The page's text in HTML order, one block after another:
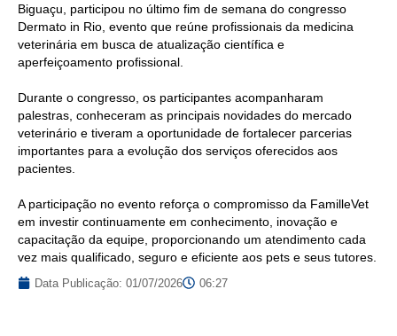
Biguaçu, participou no último fim de semana do congresso
Dermato in Rio, evento que reúne profissionais da medicina
veterinária em busca de atualização científica e
aperfeiçoamento profissional.
Durante o congresso, os participantes acompanharam
palestras, conheceram as principais novidades do mercado
veterinário e tiveram a oportunidade de fortalecer parcerias
importantes para a evolução dos serviços oferecidos aos
pacientes.
A participação no evento reforça o compromisso da FamilleVet
em investir continuamente em conhecimento, inovação e
capacitação da equipe, proporcionando um atendimento cada
vez mais qualificado, seguro e eficiente aos pets e seus tutores.
Data Publicação: 01/07/2026 06:27